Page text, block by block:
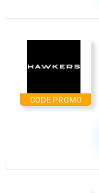
CODE PROMO